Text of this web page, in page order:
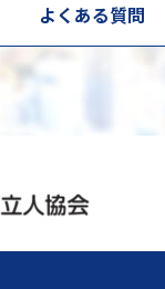
よくある質問